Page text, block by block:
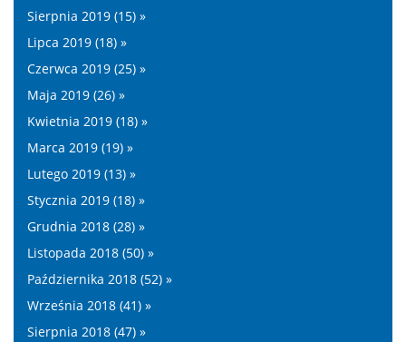
Sierpnia 2019 (15) »
Lipca 2019 (18) »
Czerwca 2019 (25) »
Maja 2019 (26) »
Kwietnia 2019 (18) »
Marca 2019 (19) »
Lutego 2019 (13) »
Stycznia 2019 (18) »
Grudnia 2018 (28) »
Listopada 2018 (50) »
Października 2018 (52) »
Września 2018 (41) »
Sierpnia 2018 (47) »